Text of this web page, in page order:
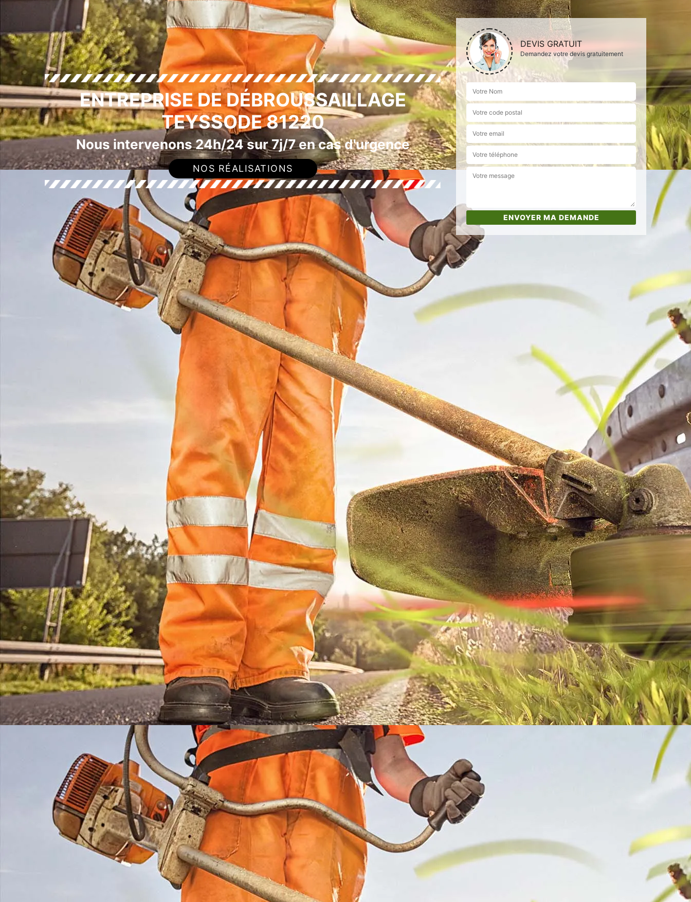
ENTREPRISE DE DÉBROUSSAILLAGE
TEYSSODE 81220
Nous intervenons 24h/24 sur 7j/7 en cas d'urgence
NOS RÉALISATIONS
DEVIS GRATUIT
Demandez votre devis gratuitement